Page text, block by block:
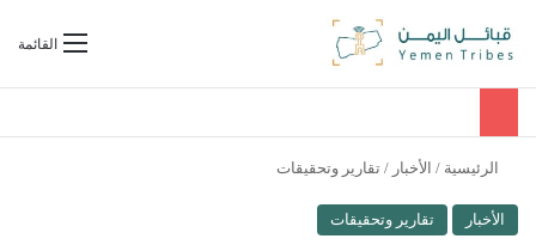
القائمةبحث عن
الرئيسية / الأخبار / تقارير وتحقيقات
الأخبار تقارير وتحقيقات